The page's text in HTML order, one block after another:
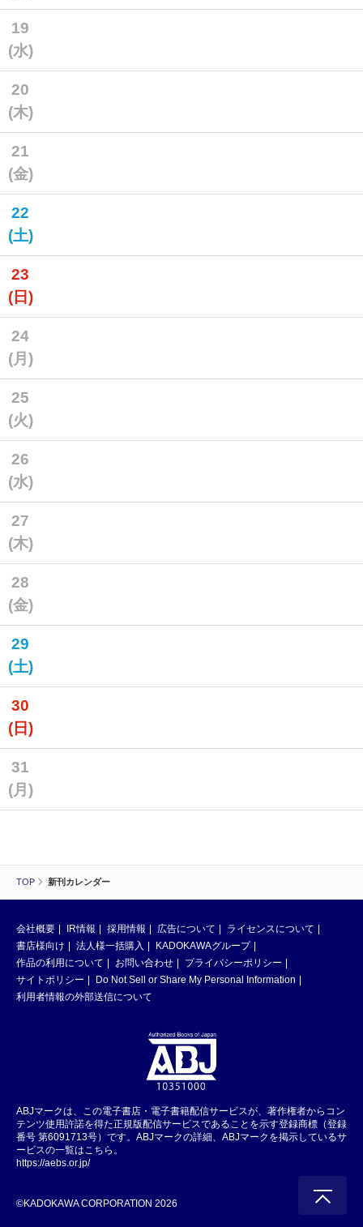
TOP 新刊カレンダー
19
(水)
20
(木)
21
(金)
22
(土)
23
(日)
24
(月)
25
(火)
26
(水)
27
(木)
28
(金)
29
(土)
30
(日)
31
(月)
会社概要 IR情報 採用情報 広告について
ライセンスについて
書店様向け
法人様一括購入
KADOKAWAグループ
作品の利用について
お問い合わせ
プライバシーポリシー
サイトポリシー
Do Not Sell or Share My Personal Information
利用者情報の外部送信について
ABJマークは、この電子書店・電子書籍配信サービスが、著作権者からコン
テンツ使用許諾を得た正規版配信サービスであることを示す登録商標（登録
番号 第6091713号）です。ABJマークの詳細、ABJマークを掲示しているサ
ービスの一覧はこちら。
https://aebs.or.jp/
©KADOKAWA CORPORATION 2026